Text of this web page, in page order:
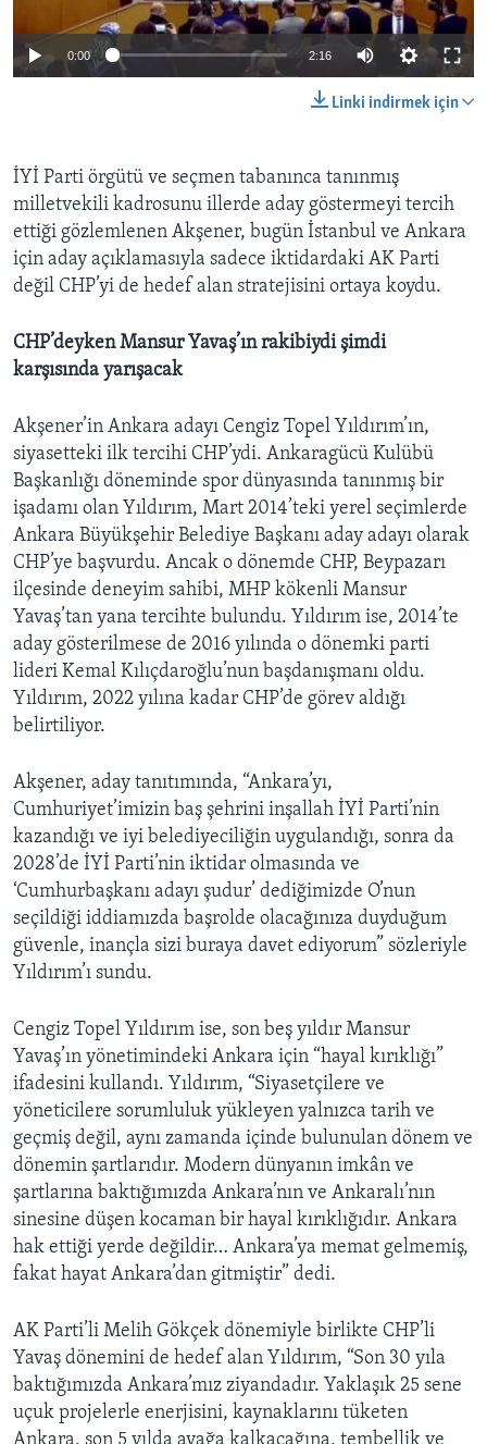
0:00 2:16
Linki indirmek için
İYİ Parti örgütü ve seçmen tabanınca tanınmış
milletvekili kadrosunu illerde aday göstermeyi tercih
ettiği gözlemlenen Akşener, bugün İstanbul ve Ankara
için aday açıklamasıyla sadece iktidardaki AK Parti
değil CHP’yi de hedef alan stratejisini ortaya koydu.
CHP’deyken Mansur Yavaş’ın rakibiydi şimdi
karşısında yarışacak
Akşener’in Ankara adayı Cengiz Topel Yıldırım’ın,
siyasetteki ilk tercihi CHP’ydi. Ankaragücü Kulübü
Başkanlığı döneminde spor dünyasında tanınmış bir
işadamı olan Yıldırım, Mart 2014’teki yerel seçimlerde
Ankara Büyükşehir Belediye Başkanı aday adayı olarak
CHP’ye başvurdu. Ancak o dönemde CHP, Beypazarı
ilçesinde deneyim sahibi, MHP kökenli Mansur
Yavaş’tan yana tercihte bulundu. Yıldırım ise, 2014’te
aday gösterilmese de 2016 yılında o dönemki parti
lideri Kemal Kılıçdaroğlu’nun başdanışmanı oldu.
Yıldırım, 2022 yılına kadar CHP’de görev aldığı
belirtiliyor.
Akşener, aday tanıtımında, “Ankara’yı,
Cumhuriyet’imizin baş şehrini inşallah İYİ Parti’nin
kazandığı ve iyi belediyeciliğin uygulandığı, sonra da
2028’de İYİ Parti’nin iktidar olmasında ve
‘Cumhurbaşkanı adayı şudur’ dediğimizde O’nun
seçildiği iddiamızda başrolde olacağınıza duyduğum
güvenle, inançla sizi buraya davet ediyorum” sözleriyle
Yıldırım’ı sundu.
Cengiz Topel Yıldırım ise, son beş yıldır Mansur
Yavaş’ın yönetimindeki Ankara için “hayal kırıklığı”
ifadesini kullandı. Yıldırım, “Siyasetçilere ve
yöneticilere sorumluluk yükleyen yalnızca tarih ve
geçmiş değil, aynı zamanda içinde bulunulan dönem ve
dönemin şartlarıdır. Modern dünyanın imkân ve
şartlarına baktığımızda Ankara’nın ve Ankaralı’nın
sinesine düşen kocaman bir hayal kırıklığıdır. Ankara
hak ettiği yerde değildir… Ankara’ya memat gelmemiş,
fakat hayat Ankara’dan gitmiştir” dedi.
AK Parti’li Melih Gökçek dönemiyle birlikte CHP’li
Yavaş dönemini de hedef alan Yıldırım, “Son 30 yıla
baktığımızda Ankara’mız ziyandadır. Yaklaşık 25 sene
uçuk projelerle enerjisini, kaynaklarını tüketen
Ankara, son 5 yılda ayağa kalkacağına, tembellik ve